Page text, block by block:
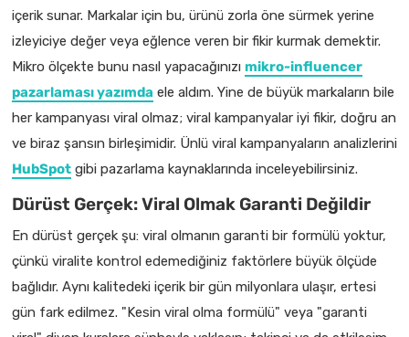
içerik sunar. Markalar için bu, ürünü zorla öne sürmek yerine
izleyiciye değer veya eğlence veren bir fikir kurmak demektir.
Mikro ölçekte bunu nasıl yapacağınızı mikro-influencer
pazarlaması yazımda ele aldım. Yine de büyük markaların bile
her kampanyası viral olmaz; viral kampanyalar iyi fikir, doğru an
ve biraz şansın birleşimidir. Ünlü viral kampanyaların analizlerini
HubSpot gibi pazarlama kaynaklarında inceleyebilirsiniz.
Dürüst Gerçek: Viral Olmak Garanti Değildir
En dürüst gerçek şu: viral olmanın garanti bir formülü yoktur,
çünkü viralite kontrol edemediğiniz faktörlere büyük ölçüde
bağlıdır. Aynı kalitedeki içerik bir gün milyonlara ulaşır, ertesi
gün fark edilmez. "Kesin viral olma formülü" veya "garanti